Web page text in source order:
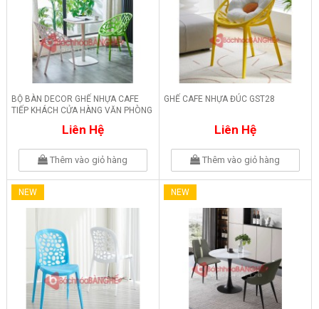
BỘ BÀN DECOR GHẾ NHỰA CAFE
TIẾP KHÁCH CỬA HÀNG VĂN PHÒNG
Liên Hệ
Thêm vào giỏ hàng
GHẾ CAFE NHỰA ĐÚC GST28
Liên Hệ
Thêm vào giỏ hàng
NEW NEW